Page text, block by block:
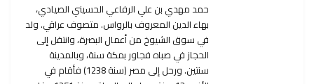
حمد مهدي بن علي الرفاعي الحسيني الصيادي،
بهاء الدين المعروف بالرواس. متصوف عراقي. ولد
في سوق الشيوخ من أعمال البصرة، وانتقل إلى
الحجاز في صباه فجاور بمكة سنة، وبالمدينة
سنتين. ورحل إلى مصر (سنة 1238) فأقام في